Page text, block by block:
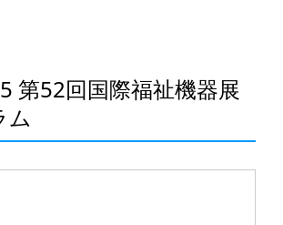
第52回国際福祉機器展
ム